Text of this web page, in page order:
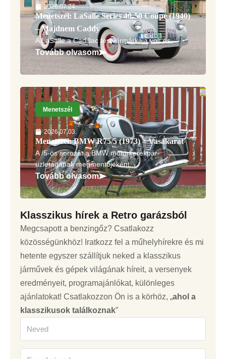
2026.07.24.
Menetszél: LaSalle Series 40-50 Coupe (1940)
– Majdnem Caddy
A LaSalle a Cadillac testvérmárkája volt és...
Tovább olvasom
Menetszél
2026.07.03.
Menetszél: BMW R75/5 (1973) – Vasakarat
A /5-ös sorozat a BMW motorkerékpár-
üzletágának megmentőjeként...
Tovább olvasom
Klasszikus hírek a Retro garázsból
Megcsapott a benzingőz? Csatlakozz
közösségünkhöz! Iratkozz fel a műhelyhírekre és mi
hetente egyszer szállítjuk neked a klasszikus
járművek és gépek világának híreit, a versenyek
eredményeit, programajánlókat, különleges
ajánlatokat! Csatlakozzon Ön is a körhöz, „ahol a
klasszikusok találkoznak”